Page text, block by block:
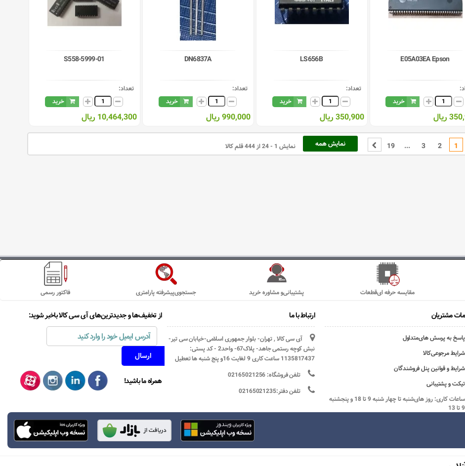
E05A03EA Epson
خرید
ریال
LS656B
تعداد:
خرید
350,900 ریال
DN6837A
تعداد:
خرید
990,000 ریال
S558-5999-01
تعداد:
خرید
10,464,300 ریال
نمایش همه 1
2
3
...
19 نمایش 1 - 24 از 444 قلم کالا
فاکتور رسمی جستجوی‌پیشرفته پارامتری پشتیبانی‌و مشاوره خرید مقایسه حرفه ای‌قطعات
مشتریان
پاسخ به پرسش های‌متداول
شرایط مرجوعی‌کالا
شرایط و قوانین پنل فروشندگان
تیکت و پشتیبانی
ساعات کاری: روز های‌شنبه تا چهار شنبه 9 تا 18 و پنجشنبه
9 تا 13
ارتباط با ما
آی سی کالا , تهران- بلوار جمهوری اسلامی-خیابان سی تیر-
نبش کوچه رستمی جاهد- پلاک67- واحد2 - کد پستی:
1135817437 ساعت کاری 9 لغایت 16و پنج شنبه ها تعطیل
تلفن فروشگاه: 02165021256
تلفن دفتر:02165021235
از تخفیف‌ها و جدیدترین‌های آی سی کالا باخبر شوید:
همراه ما باشید!